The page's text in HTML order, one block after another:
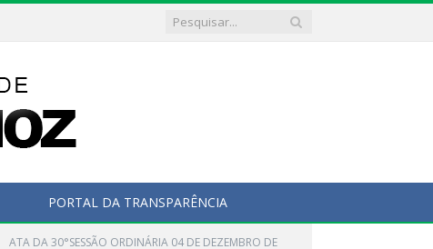
PORTAL DA TRANSPARÊNCIA
ATA DA 30°SESSÃO ORDINÁRIA 04 DE DEZEMBRO DE